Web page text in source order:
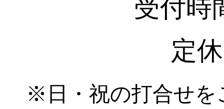
受付時
定
※日・祝の打合せを